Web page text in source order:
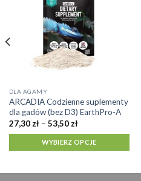
DLA AGAMY
ARCADIA Codzienne suplementy
dla gadów (bez D3) EarthPro-A
27,30 zł – 53,50 złZakres
od
27,30 zł
do
WYBIERZ OPCJE
Ten
produkt
ma
wiele
wariantów.